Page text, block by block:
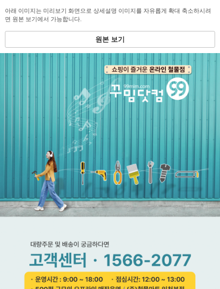
아래 이미지는 미리보기 화면으로 상세설명 이미지를 자유롭게 확대 축소하시려
면 원본 보기에서 가능합니다.
원본 보기